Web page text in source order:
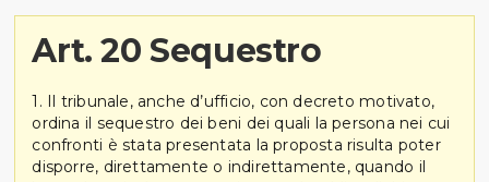
Art. 20 Sequestro
1. Il tribunale, anche d’ufficio, con decreto motivato,
ordina il sequestro dei beni dei quali la persona nei cui
confronti è stata presentata la proposta risulta poter
disporre, direttamente o indirettamente, quando il